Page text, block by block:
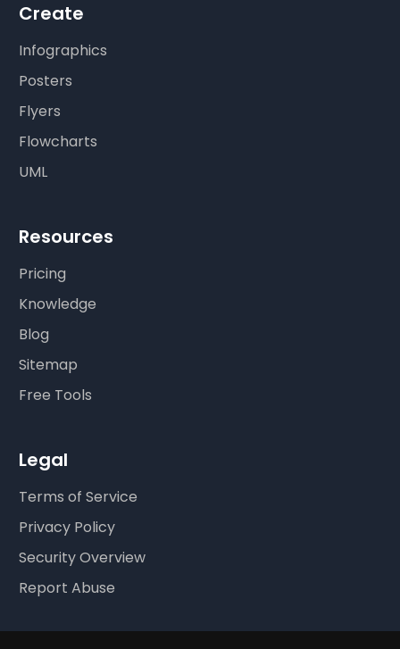
Create
Infographics
Posters
Flyers
Flowcharts
UML
Resources
Pricing
Knowledge
Blog
Sitemap
Free Tools
Legal
Terms of Service
Privacy Policy
Security Overview
Report Abuse